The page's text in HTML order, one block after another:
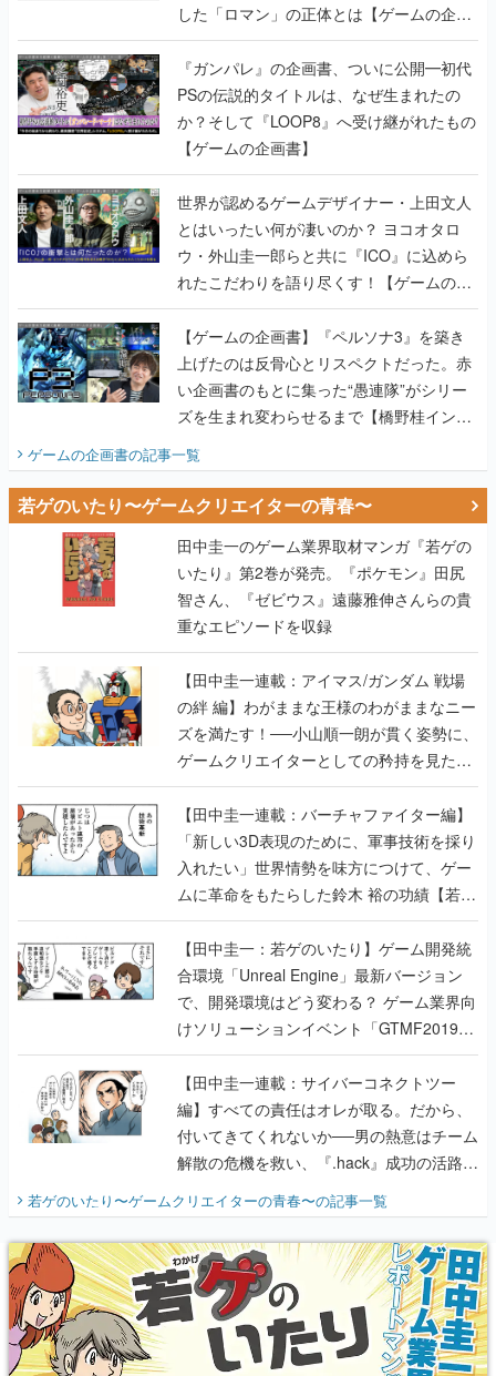
した「ロマン」の正体とは【ゲームの企画
書】
『ガンパレ』の企画書、ついに公開━初代
PSの伝説的タイトルは、なぜ生まれたの
か？そして『LOOP8』へ受け継がれたもの
【ゲームの企画書】
世界が認めるゲームデザイナー・上田文人
とはいったい何が凄いのか？ ヨコオタロ
ウ・外山圭一郎らと共に『ICO』に込めら
れたこだわりを語り尽くす！【ゲームの企
画書】
【ゲームの企画書】『ペルソナ3』を築き
上げたのは反骨心とリスペクトだった。赤
い企画書のもとに集った“愚連隊”がシリー
ズを生まれ変わらせるまで【橋野桂インタ
ビュー】
ゲームの企画書の記事一覧
若ゲのいたり〜ゲームクリエイターの青春〜
田中圭一のゲーム業界取材マンガ『若ゲの
いたり』第2巻が発売。『ポケモン』田尻
智さん、『ゼビウス』遠藤雅伸さんらの貴
重なエピソードを収録
【田中圭一連載：アイマス/ガンダム 戦場
の絆 編】わがままな王様のわがままなニー
ズを満たす！──小山順一朗が貫く姿勢に、
ゲームクリエイターとしての矜持を見た
【若ゲのいたり最終回】
【田中圭一連載：バーチャファイター編】
「新しい3D表現のために、軍事技術を採り
入れたい」世界情勢を味方につけて、ゲー
ムに革命をもたらした鈴木 裕の功績【若ゲ
のいたり】
【田中圭一：若ゲのいたり】ゲーム開発統
合環境「Unreal Engine」最新バージョン
で、開発環境はどう変わる？ ゲーム業界向
けソリューションイベント「GTMF2019」
に行って、より理解を深めよう【PR】
【田中圭一連載：サイバーコネクトツー
編】すべての責任はオレが取る。だから、
付いてきてくれないか──男の熱意はチーム
解散の危機を救い、『.hack』成功の活路を
開く。業界の快男児・松山 洋に流れる血は
『少年ジャンプ』色だった【若ゲのいた
り】
若ゲのいたり〜ゲームクリエイターの青春〜の記事一覧